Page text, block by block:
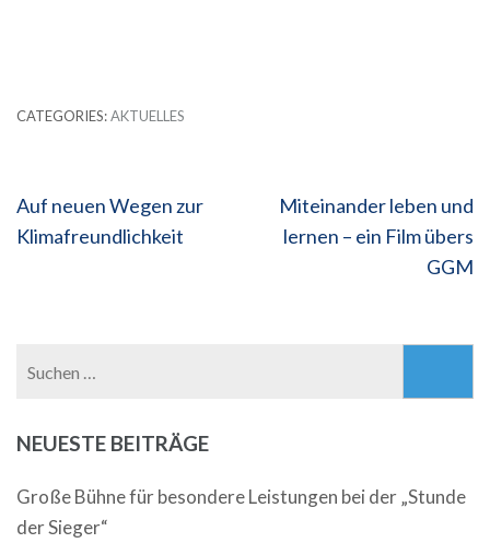
CATEGORIES:AKTUELLES
Beitragsnavigation
Auf neuen Wegen zur
Klimafreundlichkeit
Miteinander leben und
lernen – ein Film übers
GGM
NEUESTE BEITRÄGE
Große Bühne für besondere Leistungen bei der „Stunde
der Sieger“